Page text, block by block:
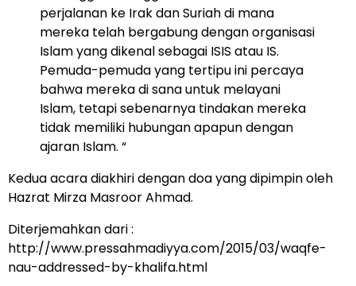
perjalanan ke Irak dan Suriah di mana
mereka telah bergabung dengan organisasi
Islam yang dikenal sebagai ISIS atau IS.
Pemuda-pemuda yang tertipu ini percaya
bahwa mereka di sana untuk melayani
Islam, tetapi sebenarnya tindakan mereka
tidak memiliki hubungan apapun dengan
ajaran Islam. “
Kedua acara diakhiri dengan doa yang dipimpin oleh
Hazrat Mirza Masroor Ahmad.
Diterjemahkan dari :
http://www.pressahmadiyya.com/2015/03/waqfe-
nau-addressed-by-khalifa.html